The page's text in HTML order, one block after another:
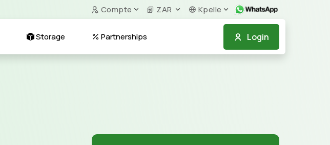
Compte ZAR Kpelle
Login
Storage Partnerships